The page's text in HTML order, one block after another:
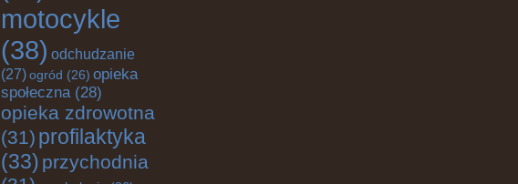
motocykle
(38) odchudzanie
(27) ogród (26) opieka
społeczna(28)
opieka zdrowotna
(31) profilaktyka
(33) przychodnia